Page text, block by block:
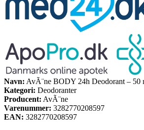
Navn: AvÃ¨ne BODY 24h Deodorant – 50
Kategori: Deodoranter
Producent: AvÃ¨ne
Varenummer: 3282770208597
EAN: 3282770208597